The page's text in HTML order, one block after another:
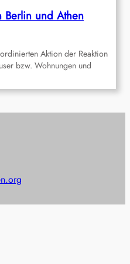
Berlin und Athen
Aktion der Reaktion
bzw. Wohnungen und